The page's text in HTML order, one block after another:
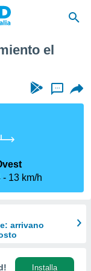
el
...
13 km/h
arrivano
Installa